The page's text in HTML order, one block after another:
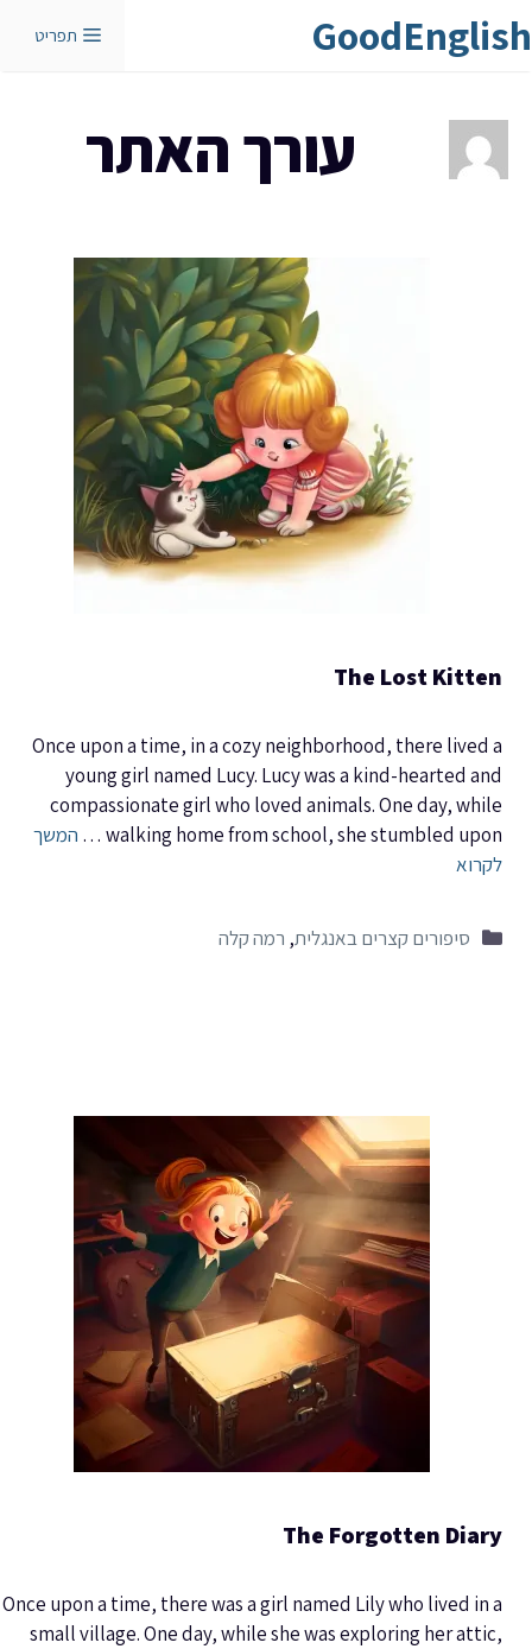
לתוכן
GoodEnglish תפריט
עורך האתר
The Lost Kitten
Once upon a time, in a cozy neighborhood, there lived a
young girl named Lucy. Lucy was a kind-hearted and
compassionate girl who loved animals. One day, while
walking home from school, she stumbled upon …
המשך
לקרוא
קטגוריות
סיפורים קצרים באנגלית, רמה קלה
The Forgotten Diary
Once upon a time, there was a girl named Lily who lived in a
small village. One day, while she was exploring her attic,